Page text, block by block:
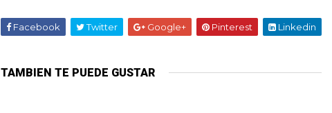
Facebook Twitter Google+ Pinterest Linkedin
TAMBIEN TE PUEDE GUSTAR